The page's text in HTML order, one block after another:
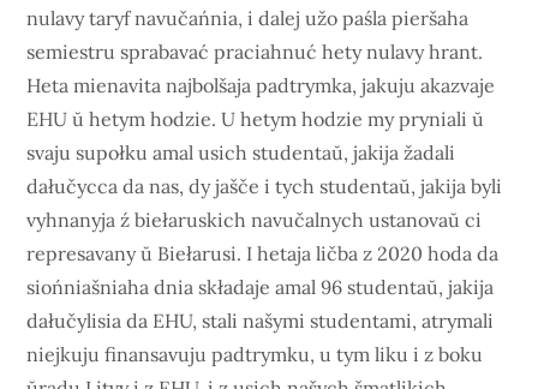
nulavy taryf navučańnia, i dalej užo paśla pieršaha
semiestru sprabavać praciahnuć hety nulavy hrant.
Heta mienavita najbolšaja padtrymka, jakuju akazvaje
EHU ŭ hetym hodzie. U hetym hodzie my pryniali ŭ
svaju supołku amal usich studentaŭ, jakija žadali
dałučycca da nas, dy jašče i tych studentaŭ, jakija byli
vyhnanyja ź biełaruskich navučalnych ustanovaŭ ci
represavany ŭ Biełarusi. I hetaja ličba z 2020 hoda da
siońniašniaha dnia składaje amal 96 studentaŭ, jakija
dałučylisia da EHU, stali našymi studentami, atrymali
niejkuju finansavuju padtrymku, u tym liku i z boku